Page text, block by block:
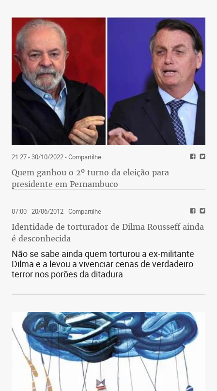
21:27 - 30/10/2022- Compartilhe
Quem ganhou o 2º turno da eleição para
presidente em Pernambuco
07:00 - 20/06/2012- Compartilhe
Identidade de torturador de Dilma Rousseff ainda
é desconhecida
Não se sabe ainda quem torturou a ex-militante
Dilma e a levou a vivenciar cenas de verdadeiro
terror nos porões da ditadura